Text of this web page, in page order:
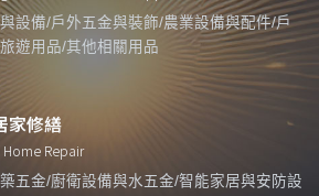
設備/戶外五金與裝飾/農業設備與配件/戶
遊用品/其他相關用品
家修繕
Repair
五金/廚衛設備與水五金/智能家居與安防設